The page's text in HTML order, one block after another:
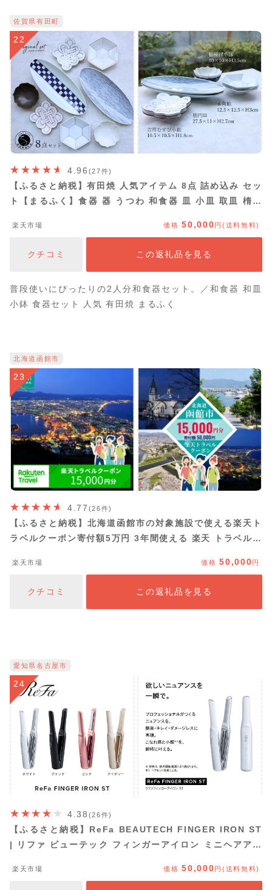
佐賀県有田町
22
4.96 (27件)
【ふるさと納税】有田焼 人気アイテム 8点 詰め込み セッ
ト【まるふく】食器 器 うつわ 和食器 皿 小皿 取皿 楕円
楽天市場 価格50,000円(送料無料)
クチコミ この返礼品を見る
普段使いにぴったりの2人分和食器セット。／和食器 和皿
小鉢 食器セット 人気 有田焼 まるふく
北海道函館市
23
4.77 (26件)
【ふるさと納税】北海道函館市の対象施設で使える楽天ト
ラベルクーポン寄付額5万円 3年間使える 楽天 トラベルク
国内旅行 観光 ホテル 温泉 夜景 グルメ
楽天市場 価格50,000円
クチコミ この返礼品を見る
愛知県名古屋市
24
4.38 (26件)
【ふるさと納税】ReFa BEAUTECH FINGER IRON ST
| リファ ビューテック フィンガーアイロン ミニヘアアイ
ち運び 1年保証 前髪 充電 コードレス 正規品 おくれ毛 ギ
楽天市場 価格50,000 円(送料無料)